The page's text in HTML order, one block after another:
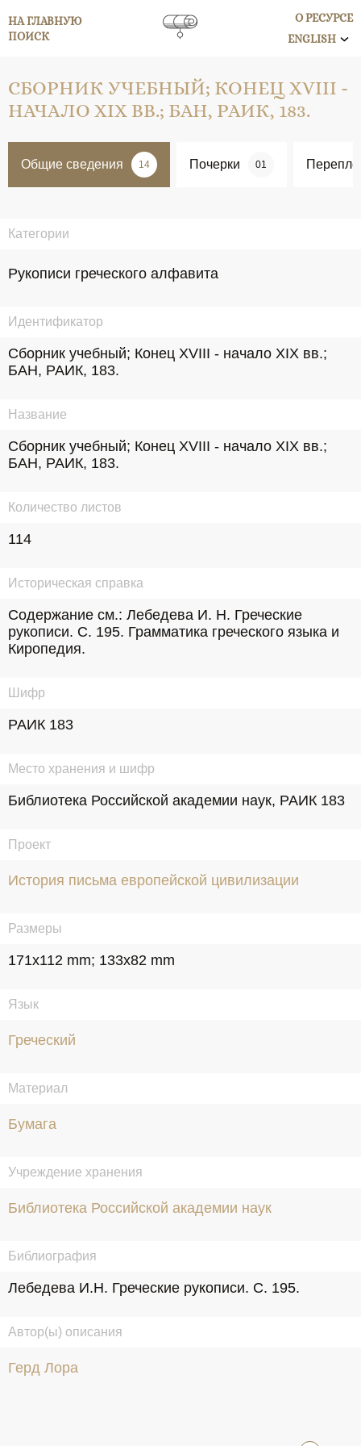
НА ГЛАВНУЮ
ПОИСК
О РЕСУРСЕ
ENGLISH
СБОРНИК УЧЕБНЫЙ; КОНЕЦ XVIII -
НАЧАЛО XIX ВВ.; БАН, РАИК, 183.
Общие сведения 14 Почерки 01
Категории
Рукописи греческого алфавита
Идентификатор
Сборник учебный; Конец XVIII - начало XIX вв.;
БАН, РАИК, 183.
Название
Сборник учебный; Конец XVIII - начало XIX вв.;
БАН, РАИК, 183.
Количество листов
114
Историческая справка
Содержание см.: Лебедева И. Н. Греческие
рукописи. С. 195. Грамматика греческого языка и
Киропедия.
Шифр
РАИК 183
Место хранения и шифр
Библиотека Российской академии наук, РАИК 183
Проект
История письма европейской цивилизации
Размеры
171x112 mm; 133x82 mm
Язык
Греческий
Материал
Бумага
Учреждение хранения
Библиотека Российской академии наук
Библиография
Лебедева И.Н. Греческие рукописи. С. 195.
Автор(ы) описания
Герд Лора